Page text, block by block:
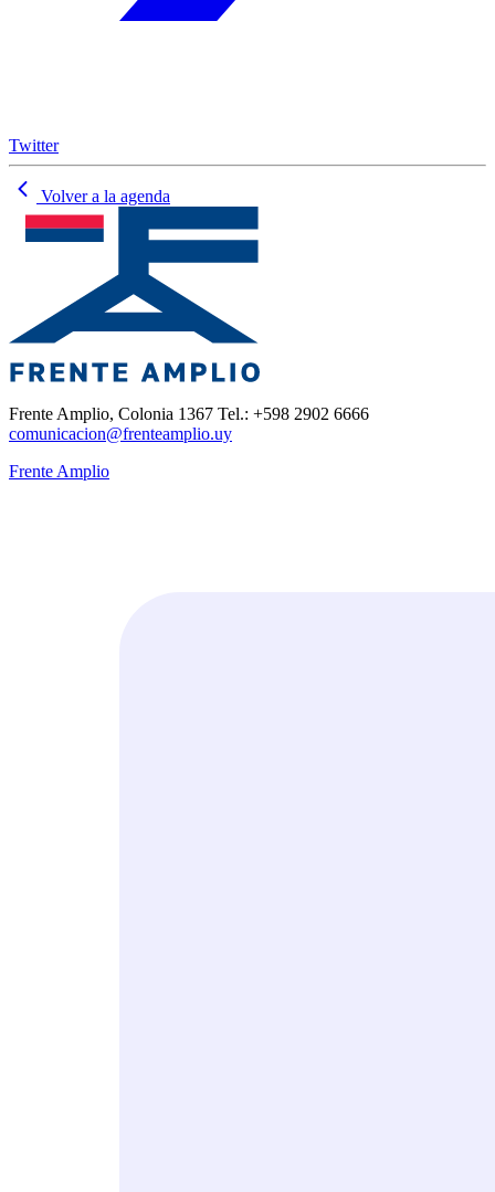
Twitter
Volver a la agenda
Frente Amplio, Colonia 1367 Tel.: +598 2902 6666
comunicacion@frenteamplio.uy
Frente Amplio